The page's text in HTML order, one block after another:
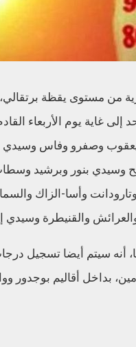
من مستوى يقظة
الأحد إلى غاية يوم
وصفرو وفاس وسيدي
وسيدي بنور وبرشيد
وأسا-الزاك
والقنيطرة وسيدي
بداخل أقاليم